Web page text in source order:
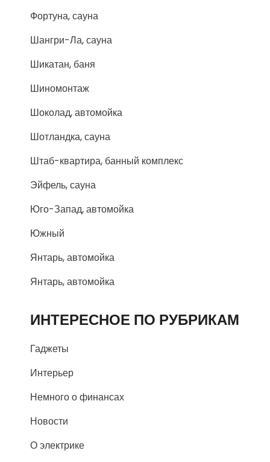
Фортуна, сауна
Шангри-Ла, сауна
Шикатан, баня
Шиномонтаж
Шоколад, автомойка
Шотландка, сауна
Штаб-квартира, банный комплекс
Эйфель, сауна
Юго-Запад, автомойка
Южный
Янтарь, автомойка
Янтарь, автомойка
ИНТЕРЕСНОЕ ПО РУБРИКАМ
Гаджеты
Интерьер
Немного о финансах
Новости
О электрике